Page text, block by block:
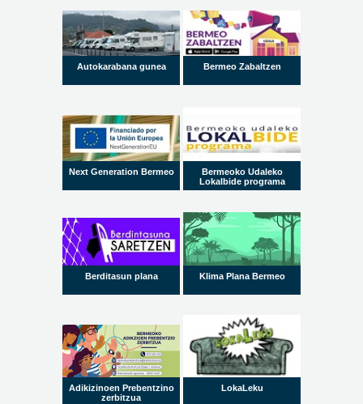
Autokarabana gunea Bermeo Zabaltzen
Next Generation Bermeo
Bermeoko Udaleko
Lokalbide programa
Berditasun plana Klima Plana Bermeo
Adikizinoen Prebentzino
zerbitzua
LokaLeku